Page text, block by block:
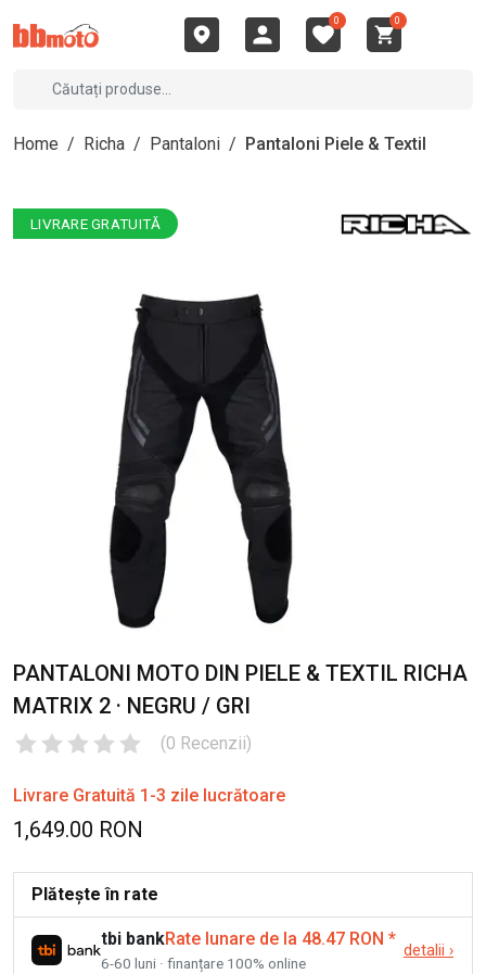
0 0
Home / Richa / Pantaloni / Pantaloni Piele & Textil
LIVRARE GRATUITĂ
PANTALONI MOTO DIN PIELE & TEXTIL RICHA
MATRIX 2 · NEGRU / GRI
(0 Recenzii)
Livrare Gratuită 1-3 zile lucrătoare
1,649.00 RON
Plătește în rate
tbi bankRate lunare de la 48.47 RON *
6-60 luni · finanțare 100% online
detalii ›